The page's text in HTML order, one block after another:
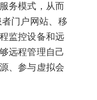
务模式，从而
门户网站、移
监控设备和远
远程管理自己
、参与虚拟会